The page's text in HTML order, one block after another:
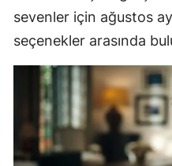
sevenler için ağustos
seçenekler arasında